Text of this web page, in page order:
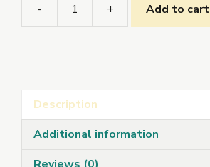
-
Pógaí
Cosúil
quantity
+ Add to cart
Description
Additional information